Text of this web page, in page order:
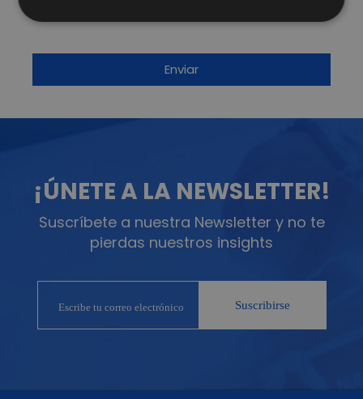
¡ÚNETE A LA NEWSLETTER!
Suscríbete a nuestra Newsletter y no te
pierdas nuestros insights